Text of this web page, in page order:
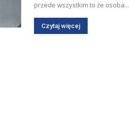
przede wszystkim to że osoba...
Czytaj więcej